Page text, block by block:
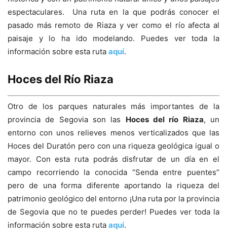
espectaculares. Una ruta en la que podrás conocer el
pasado más remoto de Riaza y ver como el río afecta al
paisaje y lo ha ido modelando. Puedes ver toda la
información sobre esta ruta aquí.
Hoces del Río Riaza
Otro de los parques naturales más importantes de la
provincia de Segovia son las Hoces del río Riaza, un
entorno con unos relieves menos verticalizados que las
Hoces del Duratón pero con una riqueza geológica igual o
mayor. Con esta ruta podrás disfrutar de un día en el
campo recorriendo la conocida “Senda entre puentes”
pero de una forma diferente aportando la riqueza del
patrimonio geológico del entorno ¡Una ruta por la provincia
de Segovia que no te puedes perder! Puedes ver toda la
información sobre esta ruta aquí.